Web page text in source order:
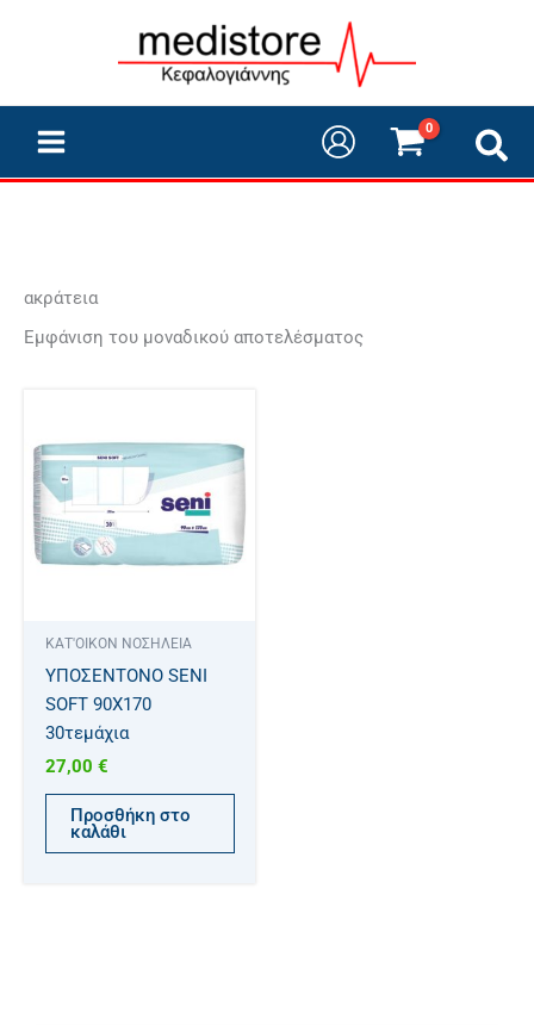
ακράτεια
Εμφάνιση του μοναδικού αποτελέσματος
ΚΑΤ'ΟΙΚΟΝ ΝΟΣΗΛΕΙΑ
ΥΠΟΣΕΝΤΟΝΟ SENI
SOFT 90X170
30τεμάχια
27,00 €
Προσθήκη στο
καλάθι